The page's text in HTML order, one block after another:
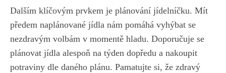
Dalším⁤ klíčovým ​prvkem je plánování jídelníčku. Mít
předem naplánované⁢ jídla ‌nám pomáhá vyhýbat se
nezdravým volbám v momentě hladu. Doporučuje ⁢se
⁤plánovat jídla alespoň na týden dopředu a nakoupit
potraviny dle daného plánu. Pamatujte si, že​ zdravý